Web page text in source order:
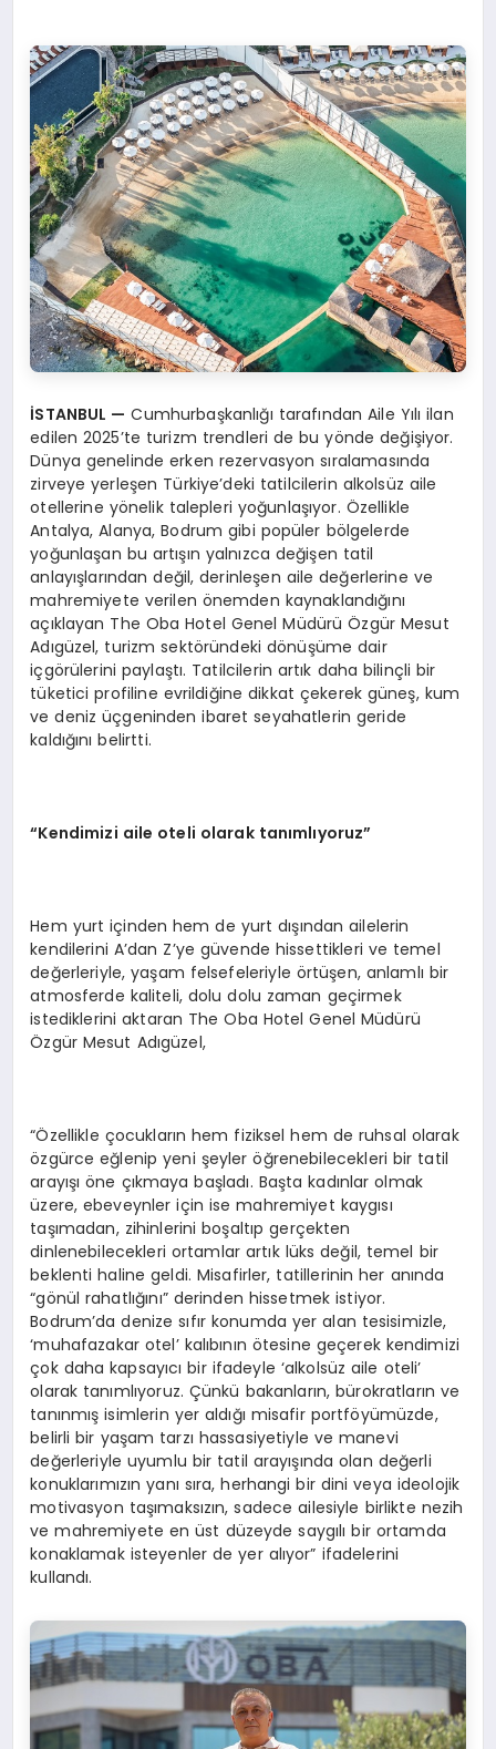
İSTANBUL — Cumhurbaşkanlığı tarafından Aile Yılı ilan
edilen 2025’te turizm trendleri de bu yönde değişiyor.
Dünya genelinde erken rezervasyon sıralamasında
zirveye yerleşen Türkiye’deki tatilcilerin alkolsüz aile
otellerine yönelik talepleri yoğunlaşıyor. Özellikle
Antalya, Alanya, Bodrum gibi popüler bölgelerde
yoğunlaşan bu artışın yalnızca değişen tatil
anlayışlarından değil, derinleşen aile değerlerine ve
mahremiyete verilen önemden kaynaklandığını
açıklayan The Oba Hotel Genel Müdürü Özgür Mesut
Adıgüzel, turizm sektöründeki dönüşüme dair
içgörülerini paylaştı. Tatilcilerin artık daha bilinçli bir
tüketici profiline evrildiğine dikkat çekerek güneş, kum
ve deniz üçgeninden ibaret seyahatlerin geride
kaldığını belirtti.
“Kendimizi aile oteli olarak tanımlıyoruz”
Hem yurt içinden hem de yurt dışından ailelerin
kendilerini A’dan Z’ye güvende hissettikleri ve temel
değerleriyle, yaşam felsefeleriyle örtüşen, anlamlı bir
atmosferde kaliteli, dolu dolu zaman geçirmek
istediklerini aktaran The Oba Hotel Genel Müdürü
Özgür Mesut Adıgüzel,
“Özellikle çocukların hem fiziksel hem de ruhsal olarak
özgürce eğlenip yeni şeyler öğrenebilecekleri bir tatil
arayışı öne çıkmaya başladı. Başta kadınlar olmak
üzere, ebeveynler için ise mahremiyet kaygısı
taşımadan, zihinlerini boşaltıp gerçekten
dinlenebilecekleri ortamlar artık lüks değil, temel bir
beklenti haline geldi. Misafirler, tatillerinin her anında
“gönül rahatlığını” derinden hissetmek istiyor.
Bodrum’da denize sıfır konumda yer alan tesisimizle,
‘muhafazakar otel’ kalıbının ötesine geçerek kendimizi
çok daha kapsayıcı bir ifadeyle ‘alkolsüz aile oteli’
olarak tanımlıyoruz. Çünkü bakanların, bürokratların ve
tanınmış isimlerin yer aldığı misafir portföyümüzde,
belirli bir yaşam tarzı hassasiyetiyle ve manevi
değerleriyle uyumlu bir tatil arayışında olan değerli
konuklarımızın yanı sıra, herhangi bir dini veya ideolojik
motivasyon taşımaksızın, sadece ailesiyle birlikte nezih
ve mahremiyete en üst düzeyde saygılı bir ortamda
konaklamak isteyenler de yer alıyor” ifadelerini
kullandı.